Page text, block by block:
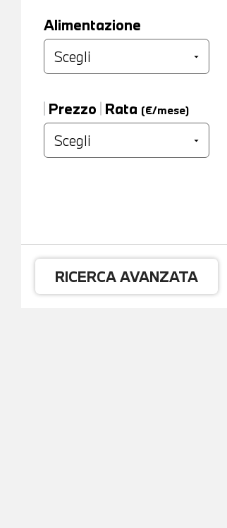
Alimentazione
Prezzo Rata (€/mese)
RICERCA AVANZATA